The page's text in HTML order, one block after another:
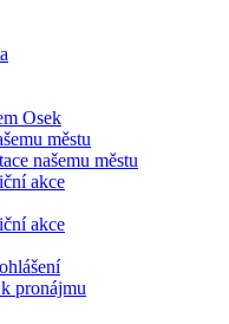
Osek
městu
našemu městu
akce
akce
pronájmu